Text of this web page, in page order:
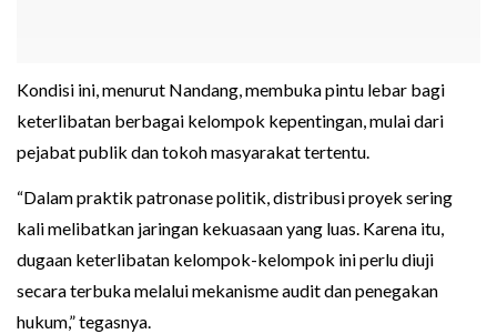
Kondisi ini, menurut Nandang, membuka pintu lebar bagi
keterlibatan berbagai kelompok kepentingan, mulai dari
pejabat publik dan tokoh masyarakat tertentu.
“Dalam praktik patronase politik, distribusi proyek sering
kali melibatkan jaringan kekuasaan yang luas. Karena itu,
dugaan keterlibatan kelompok-kelompok ini perlu diuji
secara terbuka melalui mekanisme audit dan penegakan
hukum,” tegasnya.